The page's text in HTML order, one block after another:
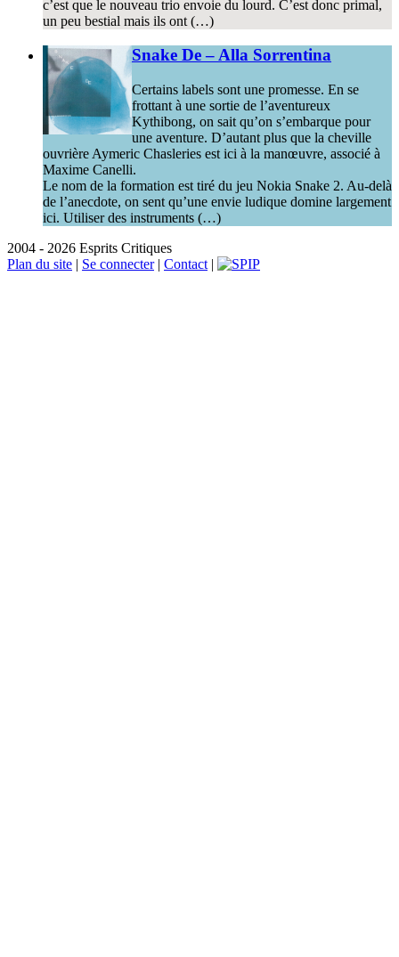
c’est que le nouveau trio envoie du lourd. C’est donc primal,
un peu bestial mais ils ont (…)
Snake De – Alla Sorrentina
Certains labels sont une promesse. En se
frottant à une sortie de l’aventureux
Kythibong, on sait qu’on s’embarque pour
une aventure. D’autant plus que la cheville
ouvrière Aymeric Chasleries est ici à la manœuvre, associé à
Maxime Canelli.
Le nom de la formation est tiré du jeu Nokia Snake 2. Au-delà
de l’anecdote, on sent qu’une envie ludique domine largement
ici. Utiliser des instruments (…)
2004 - 2026 Esprits Critiques
Plan du site | Se connecter| Contact |